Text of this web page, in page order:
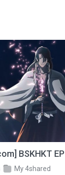
BSKHKT
My 4shared